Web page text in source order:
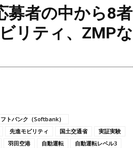
動
募者の中から8者
リティ、ZMPな
トバンク（Softbank）
先進モビリティ 国土交通省
実証実験
羽田空港 自動運転
自動運転レベル3